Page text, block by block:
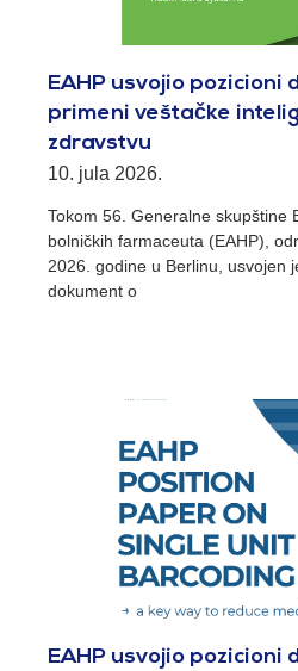
EAHP usvojio pozicioni
primeni veštačke
zdravstvu
10. jula 2026.
Tokom 56. Generalne skupštine
bolničkih farmaceuta (EAHP),
2026. godine u Berlinu, usvojen
dokument o
EAHP usvojio pozicioni